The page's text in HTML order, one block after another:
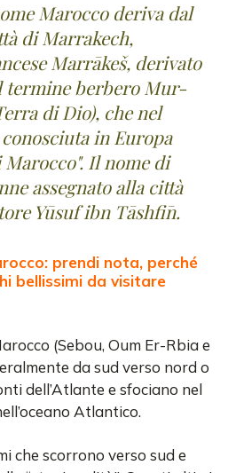
Marocco deriva dal
di Marrakech,
Marrākeš, derivato
termine berbero Mur-
di Dio), che nel
in Europa
Il nome di
assegnato alla città
Yūsuf ibn Tāshfīn.
prendi nota, perché
bellissimi da visitare
(Sebou, Oum Er-Rbia e
da sud verso nord o
dell’Atlante e sfociano nel
Atlantico.
che scorrono verso sud e